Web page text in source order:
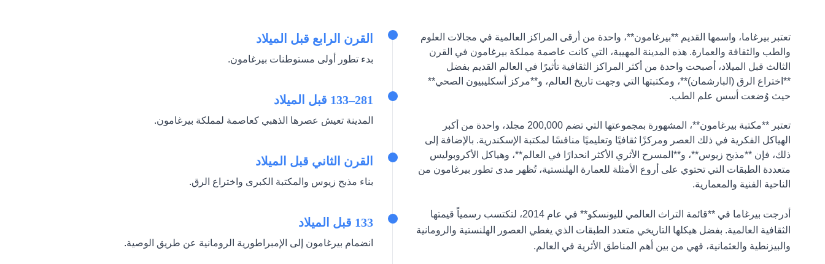
تعتبر بيرغاما، واسمها القديم **بيرغامون**، واحدة من أرقى المراكز العالمية في مجالات العلوم
والطب والثقافة والعمارة. هذه المدينة المهيبة، التي كانت عاصمة مملكة بيرغامون في القرن
الثالث قبل الميلاد، أصبحت واحدة من أكثر المراكز الثقافية تأثيرًا في العالم القديم بفضل
**اختراع الرق (البارشمان)**، ومكتبتها التي وجهت تاريخ العالم، و**مركز أسكليبيون الصحي**
حيث وُضعت أسس علم الطب.
تعتبر **مكتبة بيرغامون**، المشهورة بمجموعتها التي تضم 200,000 مجلد، واحدة من أكبر
الهياكل الفكرية في ذلك العصر ومركزًا ثقافيًا وتعليميًا منافسًا لمكتبة الإسكندرية. بالإضافة إلى
ذلك، فإن **مذبح زيوس**، و**المسرح الأثري الأكثر انحدارًا في العالم**، وهياكل الأكروبوليس
متعددة الطبقات التي تحتوي على أروع الأمثلة للعمارة الهلنستية، تُظهر مدى تطور بيرغامون من
الناحية الفنية والمعمارية.
أدرجت بيرغاما في **قائمة التراث العالمي لليونسكو** في عام 2014، لتكتسب رسمياً قيمتها
الثقافية العالمية. بفضل هيكلها التاريخي متعدد الطبقات الذي يغطي العصور الهلنستية والرومانية
والبيزنطية والعثمانية، فهي من بين أهم المناطق الأثرية في العالم.
القرن الرابع قبل الميلاد
بدء تطور أولى مستوطنات بيرغامون.
281–133 قبل الميلاد
المدينة تعيش عصرها الذهبي كعاصمة لمملكة بيرغامون.
القرن الثاني قبل الميلاد
بناء مذبح زيوس والمكتبة الكبرى واختراع الرق.
133 قبل الميلاد
انضمام بيرغامون إلى الإمبراطورية الرومانية عن طريق الوصية.